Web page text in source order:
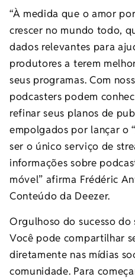
“À medida que o amor
crescer no mundo todo,
dados relevantes para
produtores a terem
seus programas. Com
podcasters podem
refinar seus planos de
empolgados por lançar o
ser o único serviço de
informações sobre
móvel” afirma Frédéric
Conteúdo da Deezer.
Orgulhoso do sucesso
Você pode compartilhar
diretamente nas mídias
comunidade. Para